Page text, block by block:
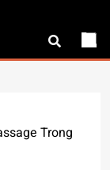
Trong